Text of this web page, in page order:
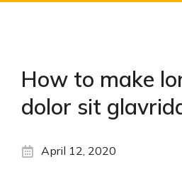
How to make
dolor sit
April 12, 2020